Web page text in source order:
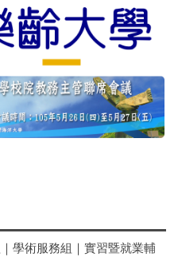
｜ 學術服務組 ｜ 實習暨就業輔